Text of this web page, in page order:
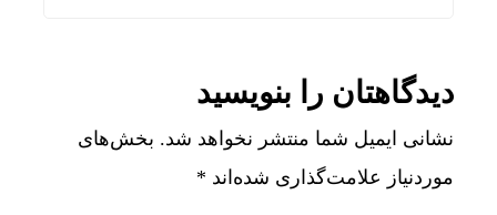
دیدگاهتان را بنویسید
نشانی ایمیل شما منتشر نخواهد شد. بخش‌های
موردنیاز علامت‌گذاری شده‌اند *